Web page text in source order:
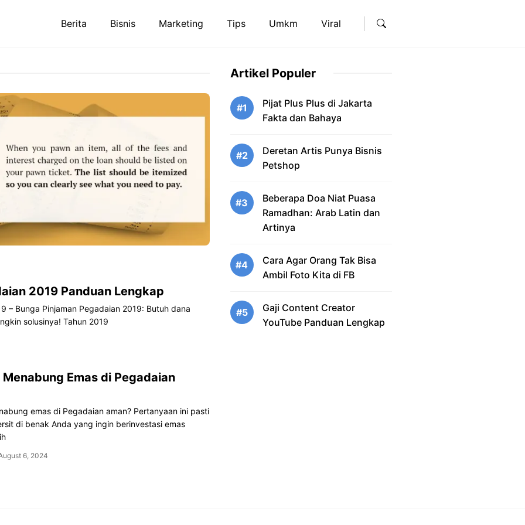
Berita Bisnis Marketing Tips Umkm Viral
2019 Panduan Lengkap
– Bunga Pinjaman Pegadaian 2019: Butuh dana
solusinya! Tahun 2019
Emas di Pegadaian
emas di Pegadaian aman? Pertanyaan ini pasti
di benak Anda yang ingin berinvestasi emas
6, 2024
Artikel Populer
#1
Pijat Plus Plus di Jakarta
Fakta dan Bahaya
#2
Deretan Artis Punya Bisnis
Petshop
#3
Beberapa Doa Niat Puasa
Ramadhan: Arab Latin dan
Artinya
#4
Cara Agar Orang Tak Bisa
Ambil Foto Kita di FB
#5
Gaji Content Creator
YouTube Panduan Lengkap